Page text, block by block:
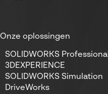
Onze oplossingen
SOLIDWORKS Professional
3DEXPERIENCE
SOLIDWORKS Simulation
DriveWorks